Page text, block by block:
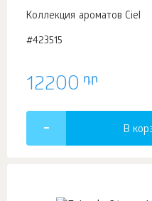
Коллекция ароматов Ciel
#423515
12200 դր
В